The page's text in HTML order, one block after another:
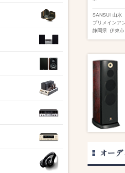
SANSUI 山水
プリメインア
静岡県 伊東市
オー